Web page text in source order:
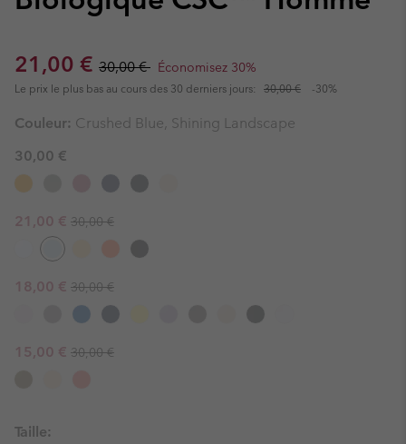
Sale price:
21,00 € Regular price:
30,00 € Économisez 30%
Le prix le plus bas au cours des 30 derniers jours: 30,00 € -30%
Couleur: Crushed Blue, Shining Landscape
30,00 €
Sale price:
21,00 € Regular price:
30,00 €
Sale price:
18,00 € Regular price:
30,00 €
Sale price:
15,00 € Regular price:
30,00 €
Taille: